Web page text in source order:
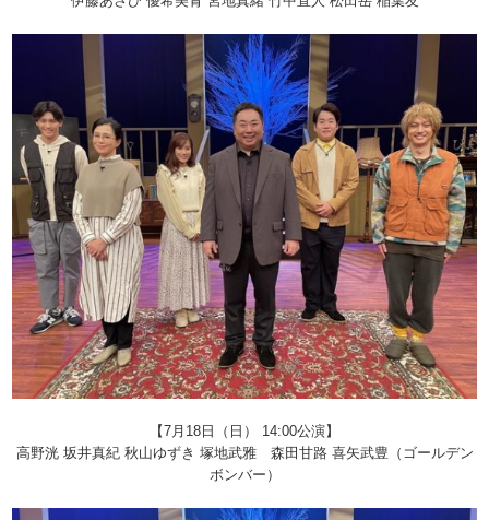
【7月18日（日） 14:00公演】
高野洸 坂井真紀 秋山ゆずき 塚地武雅 森田甘路 喜矢武豊（ゴールデン
ボンバー）